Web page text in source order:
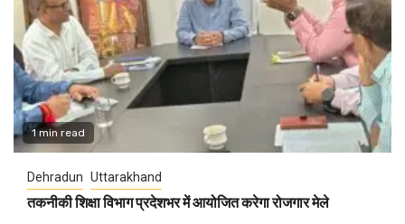
1 min read
Dehradun Uttarakhand
तकनीकी शिक्षा विभाग प्रदेशभर में आयोजित करेगा रोजगार मेले